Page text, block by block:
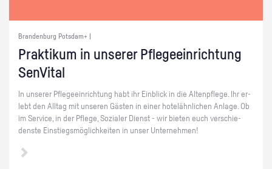
Brandenburg Potsdam+ |
Prak­ti­kum in un­se­rer Pfle­ge­ein­rich­tung
Sen­Vi­tal
In un­se­rer Pfle­ge­ein­rich­tung habt ihr Ein­blick in die Al­ten­pfle­ge. Ihr er­
lebt den All­tag mit un­se­ren Gäs­ten in einer ho­tel­ähn­li­chen An­la­ge. Ob
im Ser­vice, in der Pfle­ge, So­zia­ler Dienst - wir bie­ten euch ver­schie­
dens­te Ein­stiegs­mög­lich­kei­ten in unser Un­ter­neh­men!